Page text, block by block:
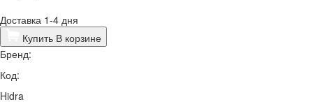
Доставка 1-4 дня
Купить В корзине
Бренд:
Код:
Hidra